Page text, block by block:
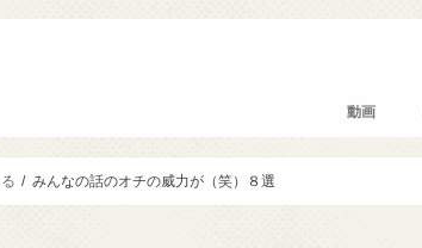
動画
みんなの話のオチの威力が（笑）８選